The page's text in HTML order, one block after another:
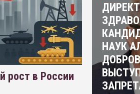
рост в России
НАУК